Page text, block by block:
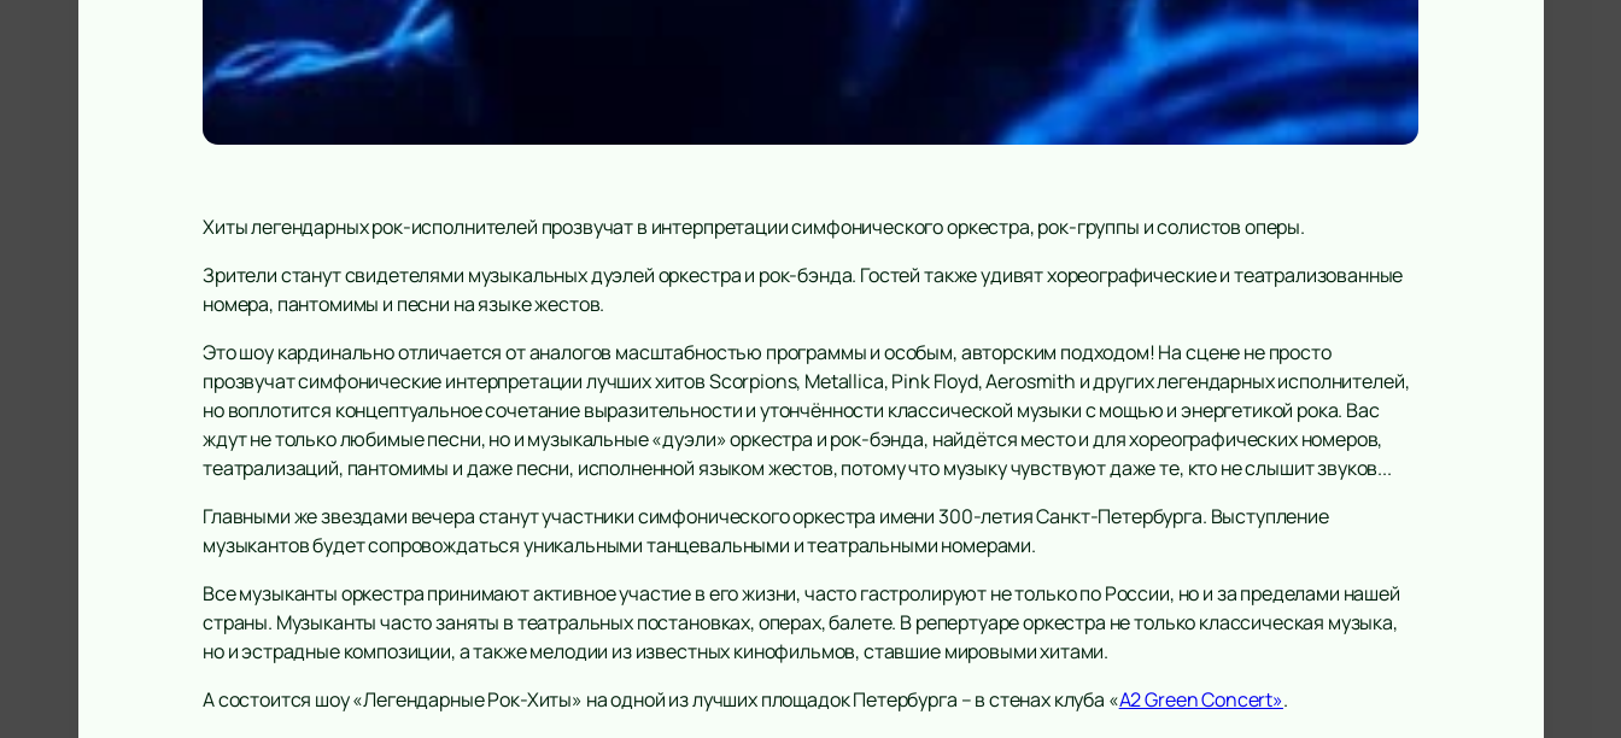
Хиты легендарных рок-исполнителей прозвучат в интерпретации симфонического оркестра, рок-группы и солистов оперы.
Зрители станут свидетелями музыкальных дуэлей оркестра и рок-бэнда. Гостей также удивят хореографические и театрализованные
номера, пантомимы и песни на языке жестов.
Это шоу кардинально отличается от аналогов масштабностью программы и особым, авторским подходом! На сцене не просто
прозвучат симфонические интерпретации лучших хитов Scorpions, Metallica, Pink Floyd, Aerosmith и других легендарных исполнителей,
но воплотится концептуальное сочетание выразительности и утончённости классической музыки с мощью и энергетикой рока. Вас
ждут не только любимые песни, но и музыкальные «дуэли» оркестра и рок-бэнда, найдётся место и для хореографических номеров,
театрализаций, пантомимы и даже песни, исполненной языком жестов, потому что музыку чувствуют даже те, кто не слышит звуков...
Главными же звездами вечера станут участники симфонического оркестра имени 300-летия Санкт-Петербурга. Выступление
музыкантов будет сопровождаться уникальными танцевальными и театральными номерами.
Все музыканты оркестра принимают активное участие в его жизни, часто гастролируют не только по России, но и за пределами нашей
страны. Музыканты часто заняты в театральных постановках, операх, балете. В репертуаре оркестра не только классическая музыка,
но и эстрадные композиции, а также мелодии из известных кинофильмов, ставшие мировыми хитами.
А состоится шоу «Легендарные Рок-Хиты» на одной из лучших площадок Петербурга – в стенах клуба «А2 Green Concert».